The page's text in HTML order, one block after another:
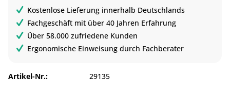
Kostenlose Lieferung innerhalb Deutschlands
Fachgeschäft mit über 40 Jahren Erfahrung
Über 58.000 zufriedene Kunden
Ergonomische Einweisung durch Fachberater
Artikel-Nr.: 29135